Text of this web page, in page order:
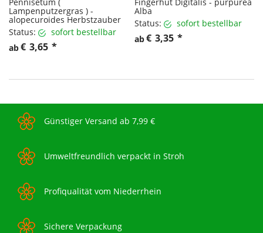
Lampenputzergras ) -
alopecuroides Herbstzauber
Status:
sofort bestellbar
ab€ 3,65 *
Alba
Status:
sofort bestellbar
ab€ 3,35 *
Günstiger Versand ab 7,99 €
Umweltfreundlich verpackt in Stroh
Profiqualität vom Niederrhein
Sichere Verpackung